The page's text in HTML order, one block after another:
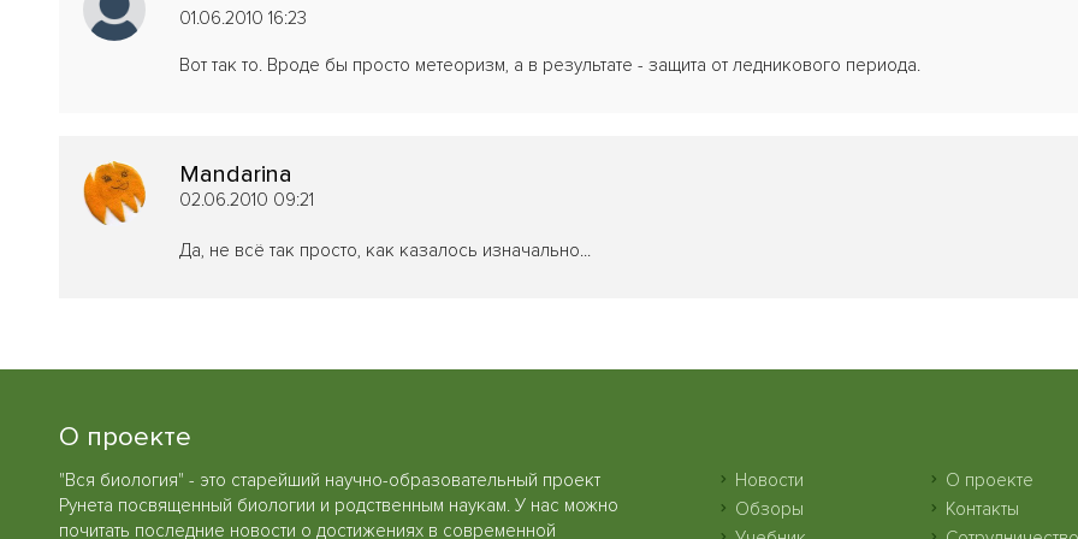
01.06.2010 16:23
Вот так то. Вроде бы просто метеоризм, а в результате - защита от ледникового периода.
Mandarina
02.06.2010 09:21
Да, не всё так просто, как казалось изначально...
О проекте
"Вся биология" - это старейший научно-образовательный проект
Рунета посвященный биологии и родственным наукам. У нас можно
почитать последние новости о достижениях в современной
Новости
Обзоры
О проекте
Контакты